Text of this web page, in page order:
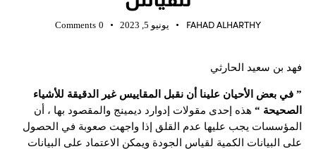
FAHAD ALHARTHY يونيو 5, 2023 0
Comments
فهد بن سعيد الحارثي
” في بعض الأحيان علينا أن نقبل المقاييس غير الدقيقة للأشياء
الصحيحة “ هذه إحدى مقولات إدوارد ديمينج والمقصود بها ، أن
المؤسسات يجب عليها عدم القلق إذا واجهت صعوبة في الحصول
على البيانات الكمية لقياس الجودة ويمكن الاعتماد على البيانات